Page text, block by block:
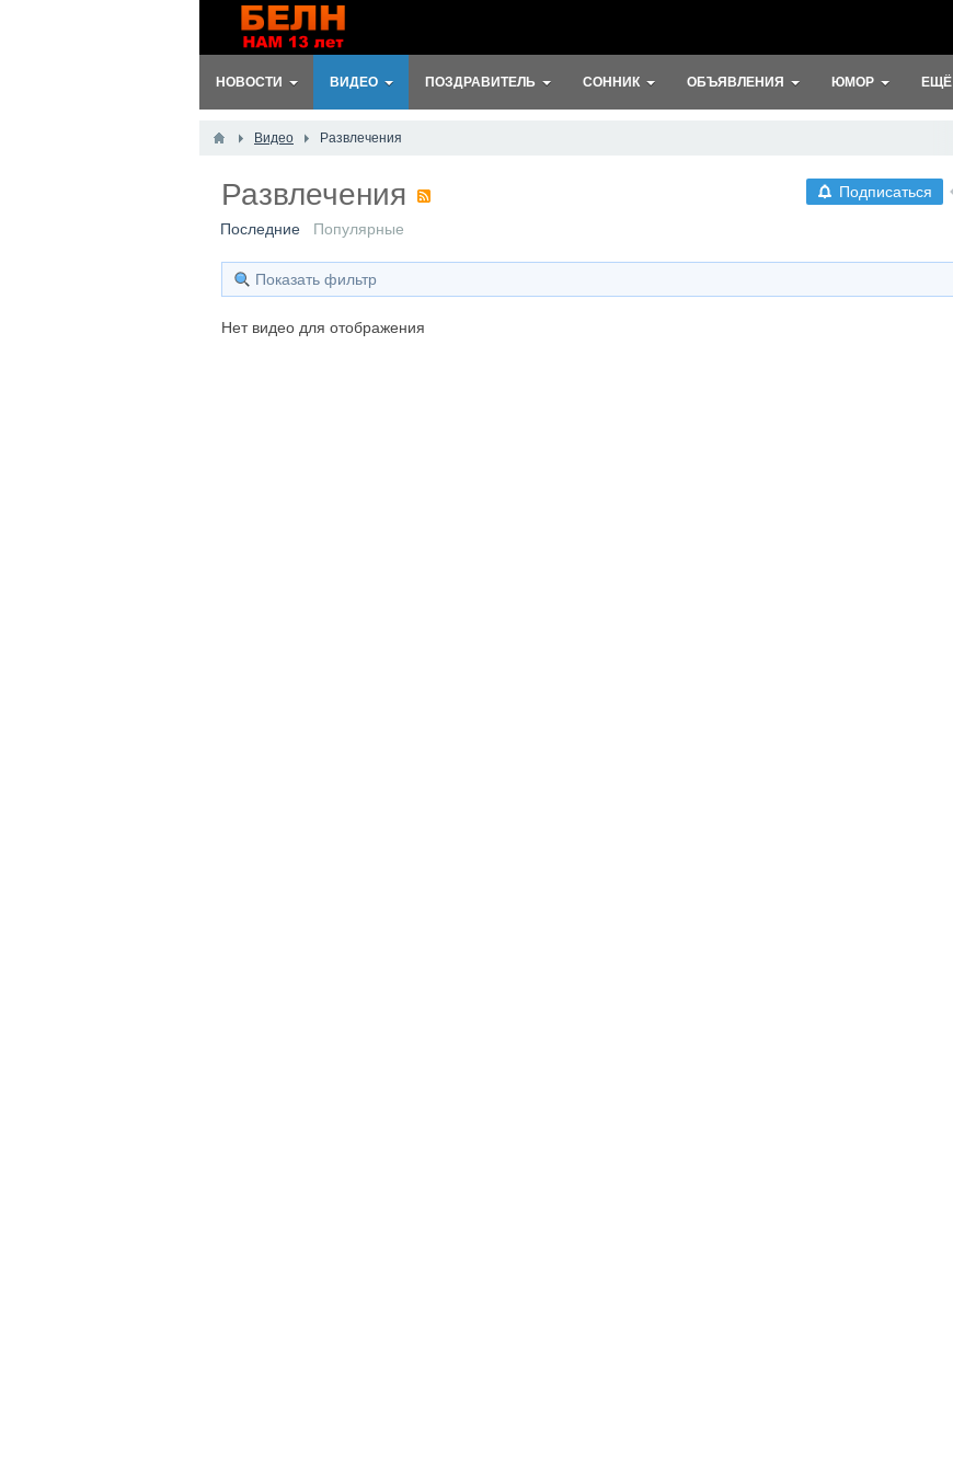
НОВОСТИ ВИДЕО ПОЗДРАВИТЕЛЬ СОННИК ОБЪЯВЛЕНИЯ ЮМОР ЕЩЁ
Видео Развлечения
Подписаться
Развлечения
Последние Популярные
Показать фильтр
Нет видео для отображения